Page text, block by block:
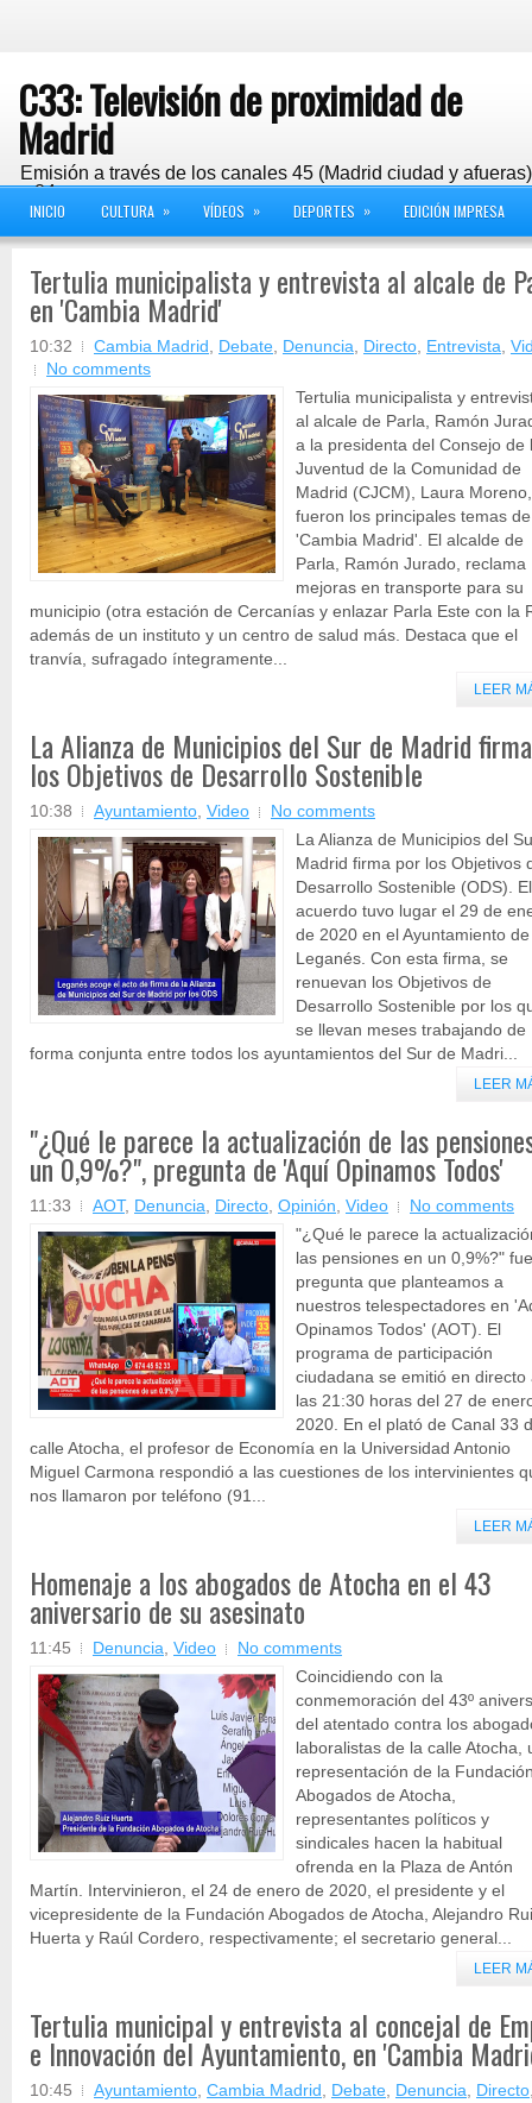
C33: Televisión de proximidad de
Madrid
Emisión a través de los canales 45 (Madrid ciudad y
y 24
INICIO CULTURA » VÍDEOS » DEPORTES » EDICIÓN IMPRESA
Tertulia municipalista y entrevista al alcale de
en 'Cambia Madrid'
10:32 Cambia Madrid , Debate, Denuncia, Directo, Entrevista,
No comments
Tertulia municipalista y
al alcale de Parla, Ramón
a la presidenta del Consejo de
Juventud de la Comunidad de
Madrid (CJCM), Laura Moreno,
fueron los principales temas de
'Cambia Madrid'. El alcalde de
Parla, Ramón Jurado, reclama
mejoras en transporte para su
municipio (otra estación de Cercanías y enlazar Parla Este con la
además de un instituto y un centro de salud más. Destaca que el
tranvía, sufragado íntegramente...
LEER
La Alianza de Municipios del Sur de Madrid
los Objetivos de Desarrollo Sostenible
10:38 Ayuntamiento, Video
No comments
La Alianza de Municipios del
Madrid firma por los Objetivos
Desarrollo Sostenible (ODS). El
acuerdo tuvo lugar el 29 de
de 2020 en el Ayuntamiento de
Leganés. Con esta firma, se
renuevan los Objetivos de
Desarrollo Sostenible por los
se llevan meses trabajando de
forma conjunta entre todos los ayuntamientos del Sur de Madri...
LEER
"¿Qué le parece la actualización de las
un 0,9%?", pregunta de 'Aquí Opinamos Todos'
11:33 AOT, Denuncia, Directo, Opinión, Video
No comments
"¿Qué le parece la
las pensiones en un 0,9%?"
pregunta que planteamos a
nuestros telespectadores en
Opinamos Todos' (AOT). El
programa de participación
ciudadana se emitió en directo
las 21:30 horas del 27 de
2020. En el plató de Canal 33
calle Atocha, el profesor de Economía en la Universidad Antonio
Miguel Carmona respondió a las cuestiones de los intervinientes
nos llamaron por teléfono (91...
LEER
Homenaje a los abogados de Atocha en el 43
aniversario de su asesinato
11:45 Denuncia, Video
No comments
Coincidiendo con la
conmemoración del 43º
del atentado contra los
laboralistas de la calle Atocha,
representación de la
Abogados de Atocha,
representantes políticos y
sindicales hacen la habitual
ofrenda en la Plaza de Antón
Martín. Intervinieron, el 24 de enero de 2020, el presidente y el
vicepresidente de la Fundación Abogados de Atocha, Alejandro
Huerta y Raúl Cordero, respectivamente; el secretario general...
LEER
Tertulia municipal y entrevista al concejal de
e Innovación del Ayuntamiento, en 'Cambia
10:45 Ayuntamiento, Cambia Madrid , Debate, Denuncia, Directo